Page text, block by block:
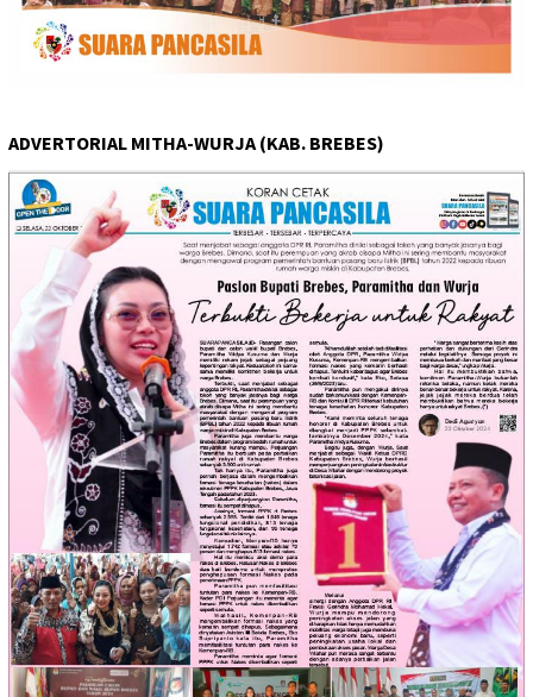
ADVERTORIAL MITHA-WURJA (KAB. BREBES)